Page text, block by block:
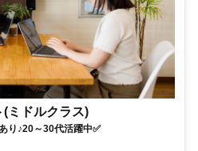
ミドルクラス)
り♪20～30代活躍中✅